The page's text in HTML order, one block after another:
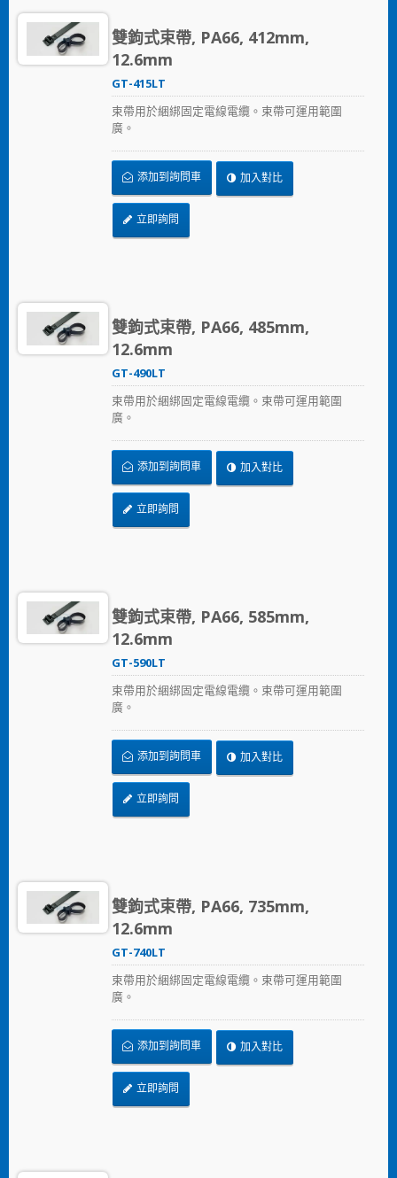
雙鉤式束帶, PA66, 412mm,
12.6mm
GT-415LT
束帶用於綑綁固定電線電纜。束帶可運用範圍
廣。
添加到詢問車 加入對比
立即詢問
雙鉤式束帶, PA66, 485mm,
12.6mm
GT-490LT
束帶用於綑綁固定電線電纜。束帶可運用範圍
廣。
添加到詢問車 加入對比
立即詢問
雙鉤式束帶, PA66, 585mm,
12.6mm
GT-590LT
束帶用於綑綁固定電線電纜。束帶可運用範圍
廣。
添加到詢問車 加入對比
立即詢問
雙鉤式束帶, PA66, 735mm,
12.6mm
GT-740LT
束帶用於綑綁固定電線電纜。束帶可運用範圍
廣。
添加到詢問車 加入對比
立即詢問